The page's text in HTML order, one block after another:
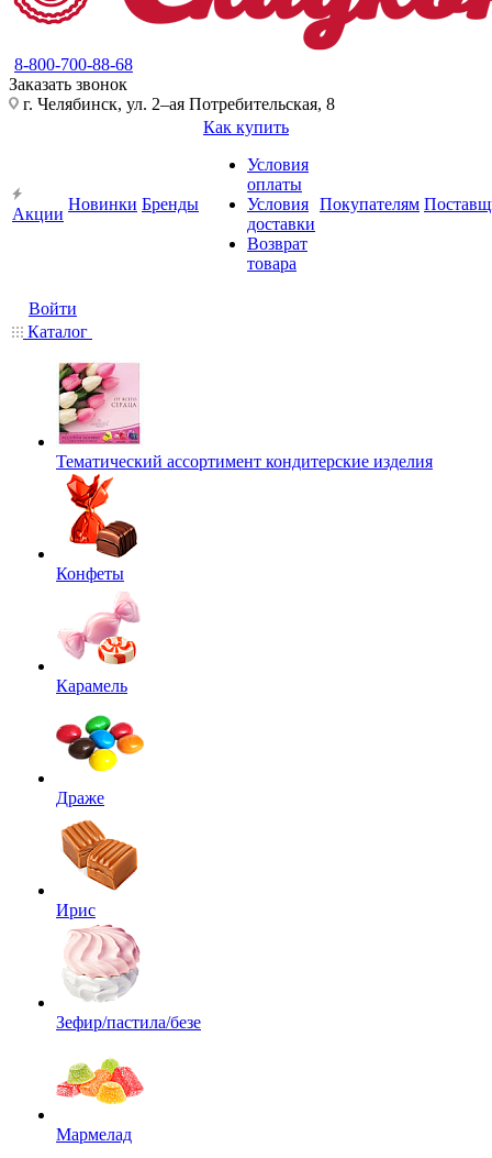
8-800-700-88-68
Заказать звонок
г. Челябинск, ул. 2–ая Потребительская, 8
Акции
Новинки Бренды
Как купить
Условия
оплаты
Условия
доставки
Возврат
товара
Покупателям
Войти
Каталог
Тематический ассортимент кондитерские изделия
Конфеты
Карамель
Драже
Ирис
Зефир/пастила/безе
Мармелад